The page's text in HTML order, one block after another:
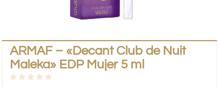
ARMAF – «Decant Club de Nuit
Maleka» EDP Mujer 5 ml